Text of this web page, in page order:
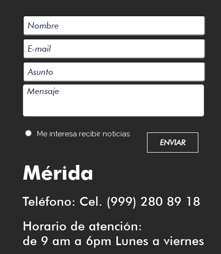
Me interesa recibir noticias
Mérida
Teléfono: Cel. (999) 280 89 18
Horario de atención:
de 9 am a 6pm Lunes a viernes